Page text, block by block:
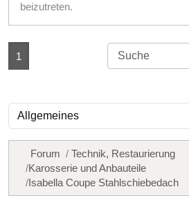
beizutreten.
1
Forum
Technik, Restaurierung
Karosserie und Anbauteile
Isabella Coupe Stahlschiebedach